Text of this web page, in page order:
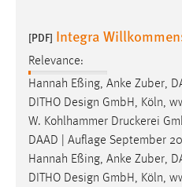
[PDF] Integra
Relevance:
Hannah Eßing, Anke Zuber,
DITHO Design GmbH, Köln,
W. Kohlhammer Druckerei
DAAD | Auflage September
Hannah Eßing, Anke Zuber,
DITHO Design GmbH, Köln,